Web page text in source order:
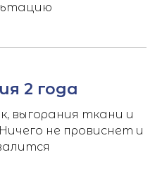
2 года
выгорания ткани и
не провиснет и